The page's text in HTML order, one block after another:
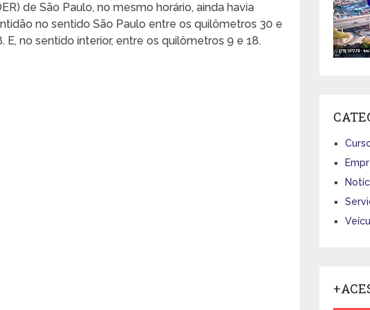
de São Paulo, no mesmo horário, ainda havia
no sentido São Paulo entre os quilômetros 30 e
E, no sentido interior, entre os quilômetros 9 e 18.